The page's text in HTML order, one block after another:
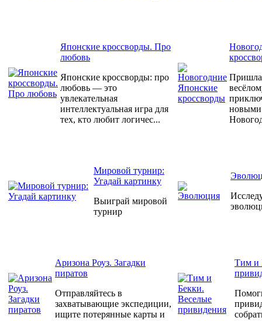
Японские кроссворды. Про
любовь
Японские кроссворды: про
любовь — это
увлекательная
интеллектуальная игра для
тех, кто любит логичес...
Пришла
Мировой турнир:
Угадай картинку
Выиграй мировой
турнир
Аризона Роуз. Загадки
пиратов
Отправляйтесь в
захватывающие экспедиции,
ищите потерянные карты и
Тим и